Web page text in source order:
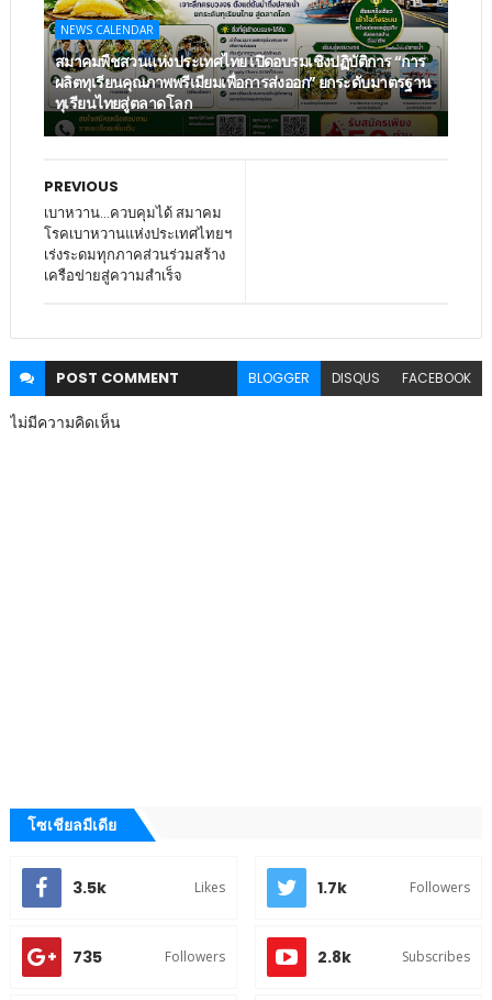
NEWS CALENDAR
สมาคมพืชสวนแห่งประเทศไทย เปิดอบรมเชิงปฏิบัติการ “การ
ผลิตทุเรียนคุณภาพพรีเมียมเพื่อการส่งออก” ยกระดับมาตรฐาน
ทุเรียนไทยสู่ตลาดโลก
PREVIOUS
เบาหวาน…ควบคุมได้ สมาคม
โรคเบาหวานแห่งประเทศไทยฯ
เร่งระดมทุกภาคส่วนร่วมสร้าง
เครือข่ายสู่ความสำเร็จ
POST COMMENT BLOGGER DISQUS FACEBOOK
ไม่มีความคิดเห็น
โซเชียลมีเดีย
3.5k Likes 1.7k Followers
735 Followers 2.8k Subscribes